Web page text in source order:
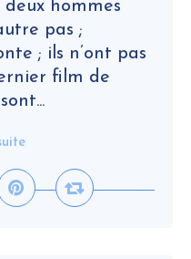
hommes
pas ;
; ils n’ont pas
film de